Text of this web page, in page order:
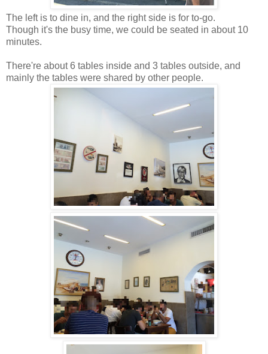
The left is to dine in, and the right side is for to-go.
Though it's the busy time, we could be seated in about 10
minutes.
There're about 6 tables inside and 3 tables outside, and
mainly the tables were shared by other people.